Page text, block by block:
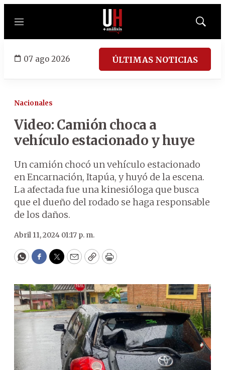
Menú
Mostrar
07 ago 2026 ÚLTIMAS NOTICIAS
Nacionales
Video: Camión choca a
vehículo estacionado y huye
Un camión chocó un vehículo estacionado
en Encarnación, Itapúa, y huyó de la escena.
La afectada fue una kinesióloga que busca
que el dueño del rodado se haga responsable
de los daños.
Abril 11, 2024 01:17 p. m.
WhatsApp
Facebook
Twitter
EmailCopyPrint